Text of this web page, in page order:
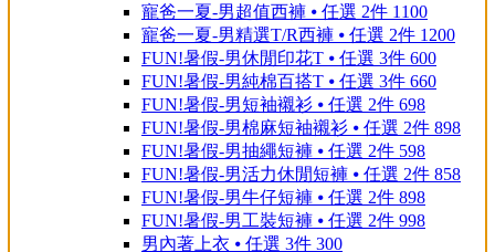
寵爸一夏-男超值西褲 ⦁ 任選 2件 1100
寵爸一夏-男精選T/R西褲 ⦁ 任選 2件 1200
FUN!暑假-男休閒印花T ⦁ 任選 3件 600
FUN!暑假-男純棉百搭T ⦁ 任選 3件 660
FUN!暑假-男短袖襯衫 ⦁ 任選 2件 698
FUN!暑假-男棉麻短袖襯衫 ⦁ 任選 2件 898
FUN!暑假-男抽繩短褲 ⦁ 任選 2件 598
FUN!暑假-男活力休閒短褲 ⦁ 任選 2件 858
FUN!暑假-男牛仔短褲 ⦁ 任選 2件 898
FUN!暑假-男工裝短褲 ⦁ 任選 2件 998
男內著上衣 ⦁ 任選 3件 300